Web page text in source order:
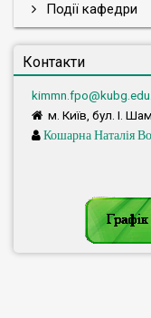
Події кафедри
Контакти
м. Київ, бул. І.
Кошарна Наталія